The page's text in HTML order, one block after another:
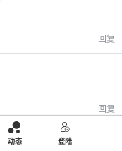
回复
回复
动态 登陆